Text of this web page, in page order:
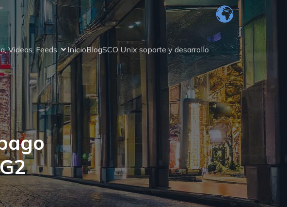
Videos, Feeds InicioBlogSCO Unix soporte y desarrollo